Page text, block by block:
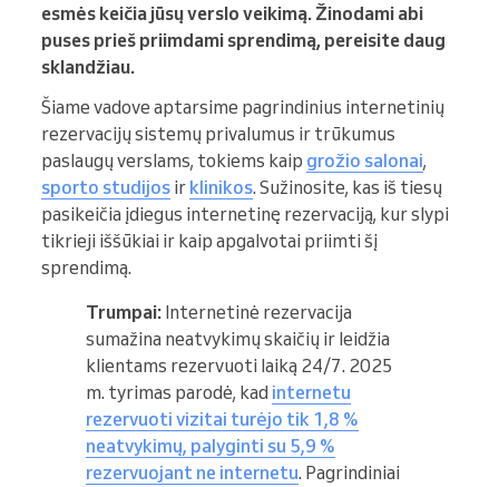
esmės keičia jūsų verslo veikimą. Žinodami abi
puses prieš priimdami sprendimą, pereisite daug
sklandžiau.
Šiame vadove aptarsime pagrindinius internetinių
rezervacijų sistemų privalumus ir trūkumus
paslaugų verslams, tokiems kaip grožio salonai,
sporto studijos ir klinikos. Sužinosite, kas iš tiesų
pasikeičia įdiegus internetinę rezervaciją, kur slypi
tikrieji iššūkiai ir kaip apgalvotai priimti šį
sprendimą.
Trumpai: Internetinė rezervacija
sumažina neatvykimų skaičių ir leidžia
klientams rezervuoti laiką 24/7. 2025
m. tyrimas parodė, kad internetu
rezervuoti vizitai turėjo tik 1,8 %
neatvykimų, palyginti su 5,9 %
rezervuojant ne internetu. Pagrindiniai